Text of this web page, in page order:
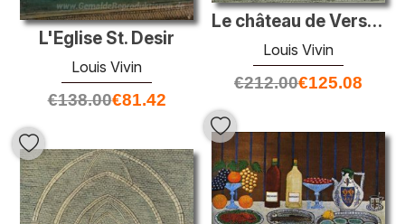
L'Eglise St. Desir
Louis Vivin
€138.00€81.42
Le château de Versailles
Louis Vivin
€212.00€125.08